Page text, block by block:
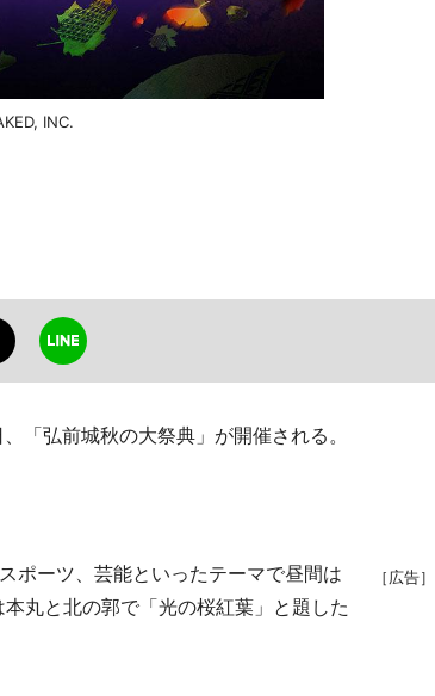
INC.
「弘前城秋の大祭典」が開催される。
［広告］
ポーツ、芸能といったテーマで昼間は
丸と北の郭で「光の桜紅葉」と題した